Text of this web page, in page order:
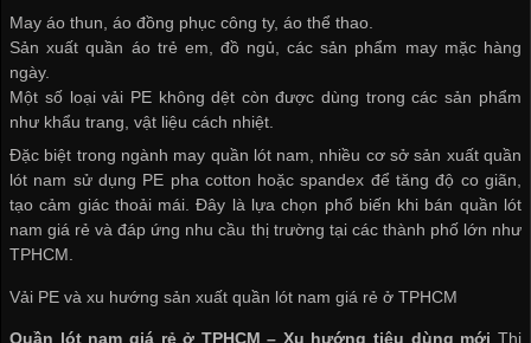
May áo thun, áo đồng phục công ty, áo thể thao.
Sản xuất quần áo trẻ em, đồ ngủ, các sản phẩm may mặc hàng
ngày.
Một số loại vải PE không dệt còn được dùng trong các sản phẩm
như khẩu trang, vật liệu cách nhiệt.
Đặc biệt trong ngành may quần lót nam, nhiều cơ sở sản xuất quần
lót nam sử dụng PE pha cotton hoặc spandex để tăng độ co giãn,
tạo cảm giác thoải mái. Đây là lựa chọn phổ biến khi bán quần lót
nam giá rẻ và đáp ứng nhu cầu thị trường tại các thành phố lớn như
TPHCM.
Vải PE và xu hướng sản xuất quần lót nam giá rẻ ở TPHCM
Quần lót nam giá rẻ ở TPHCM – Xu hướng tiêu dùng mới Thị